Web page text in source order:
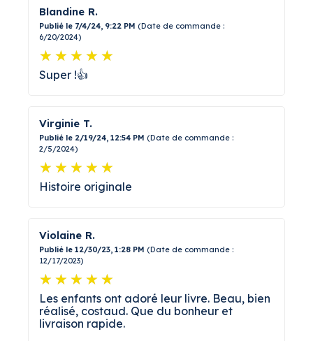
Blandine R.
Publié le 7/4/24, 9:22 PM (Date de commande :
6/20/2024)
Super !👍
Virginie T.
Publié le 2/19/24, 12:54 PM (Date de commande :
2/5/2024)
Histoire originale
Violaine R.
Publié le 12/30/23, 1:28 PM (Date de commande :
12/17/2023)
Les enfants ont adoré leur livre. Beau, bien
réalisé, costaud. Que du bonheur et
livraison rapide.